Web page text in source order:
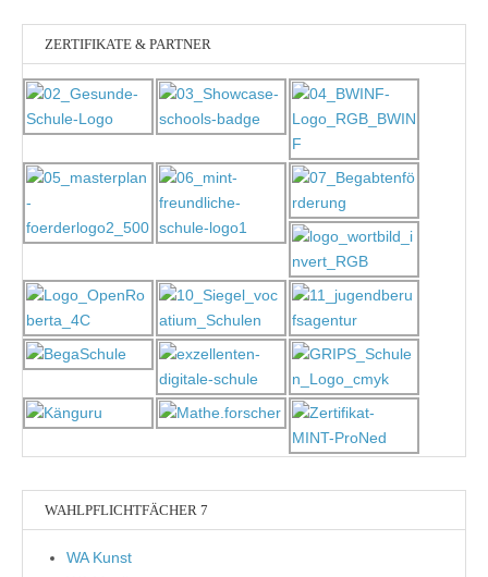
ZERTIFIKATE & PARTNER
WAHLPFLICHTFÄCHER 7
WA Kunst